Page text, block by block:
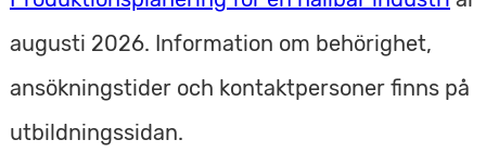
augusti 2026. Information om behörighet,
ansökningstider och kontaktpersoner finns på
utbildningssidan.